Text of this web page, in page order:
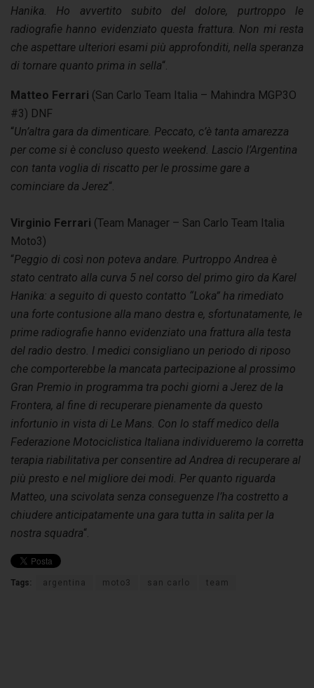
Hanika. Ho avvertito subito del dolore, purtroppo le
radiografie hanno evidenziato questa frattura. Non mi resta
che aspettare ulteriori esami più approfonditi, nella speranza
di tornare quanto prima in sella“.
Matteo Ferrari (San Carlo Team Italia – Mahindra MGP3O
#3) DNF
“Un’altra gara da dimenticare. Peccato, c’è tanta amarezza
per come si è concluso questo weekend. Lascio l’Argentina
con tanta voglia di riscatto per le prossime gare a
cominciare da Jerez“.
Virginio Ferrari (Team Manager – San Carlo Team Italia
Moto3)
“Peggio di così non poteva andare. Purtroppo Andrea è
stato centrato alla curva 5 nel corso del primo giro da Karel
Hanika: a seguito di questo contatto “Loka” ha rimediato
una forte contusione alla mano destra e, sfortunatamente, le
prime radiografie hanno evidenziato una frattura alla testa
del radio destro. I medici consigliano un periodo di riposo
che comporterebbe la mancata partecipazione al prossimo
Gran Premio in programma tra pochi giorni a Jerez de la
Frontera, al fine di recuperare pienamente da questo
infortunio in vista di Le Mans. Con lo staff medico della
Federazione Motociclistica Italiana individueremo la corretta
terapia riabilitativa per consentire ad Andrea di recuperare al
più presto e nel migliore dei modi. Per quanto riguarda
Matteo, una scivolata senza conseguenze l’ha costretto a
chiudere anticipatamente una gara tutta in salita per la
nostra squadra“.
Tags: argentina moto3 san carlo team